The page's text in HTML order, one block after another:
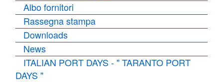
Albo fornitori
Rassegna stampa
Downloads
News
ITALIAN PORT DAYS - " TARANTO PORT
DAYS "